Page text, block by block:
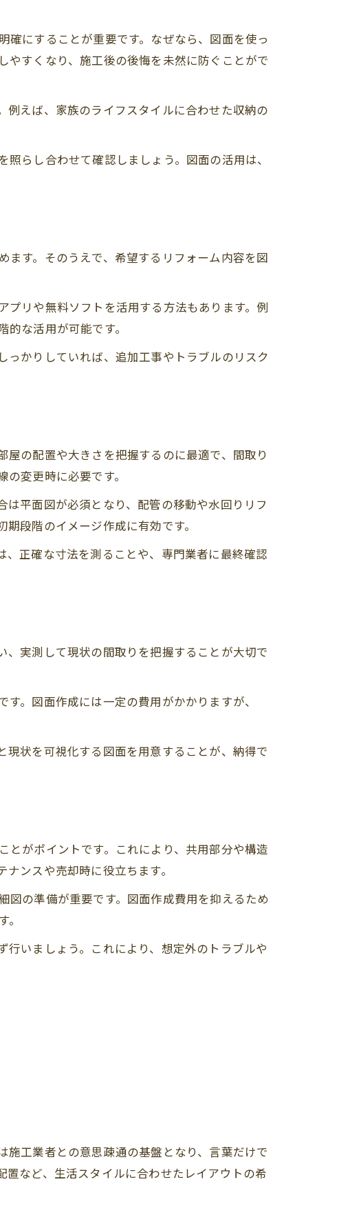
ト
ント
意点
法
にすることが重要です。なぜなら、図面を使っ
すくなり、施工後の後悔を未然に防ぐことがで
えば、家族のライフスタイルに合わせた収納の
らし合わせて確認しましょう。図面の活用は、
す。そのうえで、希望するリフォーム内容を図
リや無料ソフトを活用する方法もあります。例
な活用が可能です。
かりしていれば、追加工事やトラブルのリスク
の配置や大きさを把握するのに最適で、間取り
変更時に必要です。
平面図が必須となり、配管の移動や水回りリフ
段階のイメージ作成に有効です。
正確な寸法を測ることや、専門業者に最終確認
実測して現状の間取りを把握することが大切で
。図面作成には一定の費用がかかりますが、
状を可視化する図面を用意することが、納得で
がポイントです。これにより、共用部分や構造
ンスや売却時に役立ちます。
の準備が重要です。図面作成費用を抑えるため
いましょう。これにより、想定外のトラブルや
工業者との意思疎通の基盤となり、言葉だけで
など、生活スタイルに合わせたレイアウトの希